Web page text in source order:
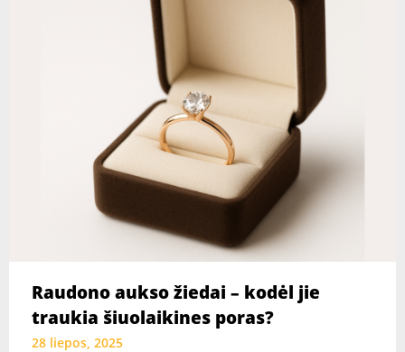
Raudono aukso žiedai – kodėl jie
traukia šiuolaikines poras?
28 liepos, 2025